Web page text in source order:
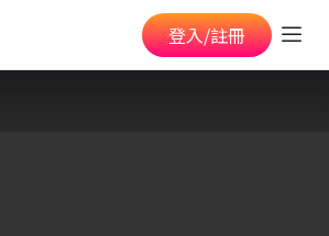
登入/註冊